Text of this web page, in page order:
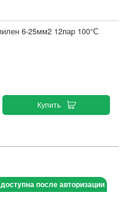
6-25мм2 12пар 100°С
Купить
после авторизации